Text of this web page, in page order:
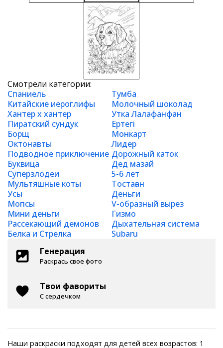
Смотрели категории:
Спаниель
Тумба
Китайские иероглифы
Молочный шоколад
Хантер х хантер
Утка Лалафанфан
Пиратский сундук
Ертегі
Борщ
Монкарт
Октонавты
Лидер
Подводное приключение Дорожный каток
Буквица
Дед мазай
Суперзлодеи
5-6 лет
Мультяшные коты
Тостаған
Усы
Деньги
Мопсы
V-образный вырез
Мини деньги
Гизмо
Рассекающий демонов
Дыхательная система
Белка и Стрелка
Subaru
Генерация
Раскрась свое фото
Твои фавориты
С сердечком
Наши раскраски подходят для детей всех возрастов: 1